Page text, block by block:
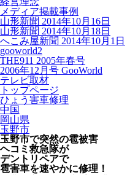
メディア掲載事例
山形新聞 2014年10月16日
山形新聞 2014年10月18日
へこみ屋新聞 2014年10月1日
gooworld2
THE911 2005年春号
2006年12月号 GooWorld
テレビ取材
トップページ
ひょう害車修理
中国
岡山県
玉野市
玉野市で突然の雹被害
ヘコミ救急隊が
デントリペアで
雹害車を速やかに修理！